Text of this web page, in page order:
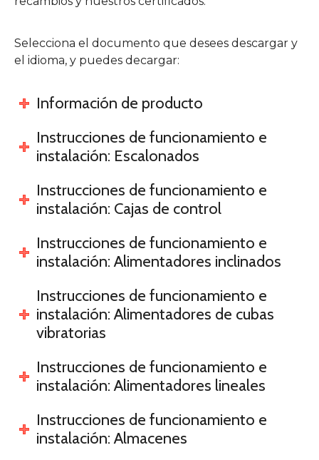
Selecciona el documento que desees descargar y
el idioma, y puedes decargar:
Información de producto
Instrucciones de funcionamiento e
instalación: Escalonados
Instrucciones de funcionamiento e
instalación: Cajas de control
Instrucciones de funcionamiento e
instalación: Alimentadores inclinados
Instrucciones de funcionamiento e
instalación: Alimentadores de cubas
vibratorias
Instrucciones de funcionamiento e
instalación: Alimentadores lineales
Instrucciones de funcionamiento e
instalación: Almacenes